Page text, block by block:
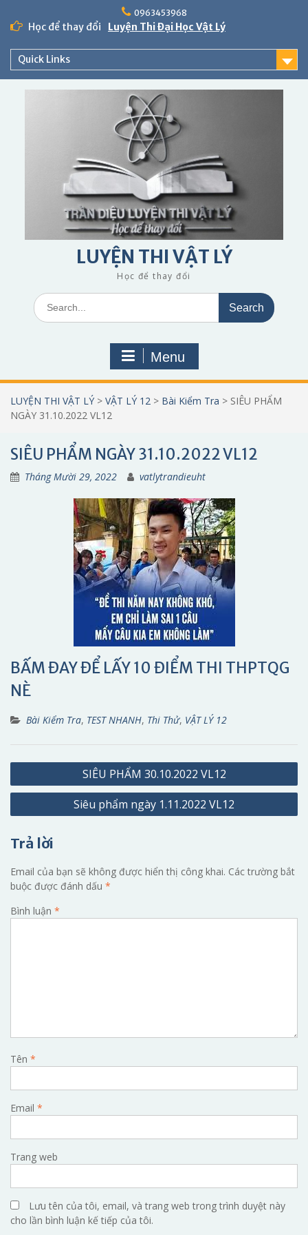
content
0963453968
Học để thay đổi Luyện Thi Đại Học Vật Lý
Quick Links
LUYỆN THI VẬT LÝ
Học để thay đổi
Search
for:
Menu
LUYỆN THI VẬT LÝ > VẬT LÝ 12 > Bài Kiểm Tra > SIÊU PHẨM
NGÀY 31.10.2022 VL12
SIÊU PHẨM NGÀY 31.10.2022 VL12
Tháng Mười 29, 2022 vatlytrandieuht
BẤM ĐAY ĐỂ LẤY 10 ĐIỂM THI THPTQG
NÈ
Bài Kiểm Tra, TEST NHANH, Thi Thử, VẬT LÝ 12
Điều
hướng
SIÊU PHẨM 30.10.2022 VL12
Siêu phẩm ngày 1.11.2022 VL12
Trả lời
Email của bạn sẽ không được hiển thị công khai. Các trường bắt
buộc được đánh dấu *
Bình luận *
Tên *
Email *
Trang web
Lưu tên của tôi, email, và trang web trong trình duyệt này
cho lần bình luận kế tiếp của tôi.